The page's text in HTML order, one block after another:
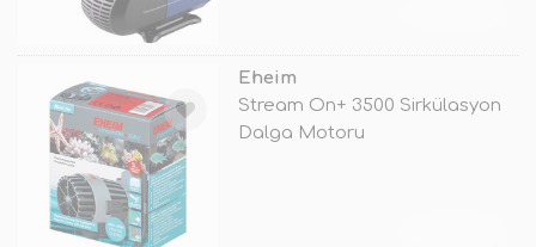
Eheim
Stream On+ 3500 Sirkülasyon
Dalga Motoru